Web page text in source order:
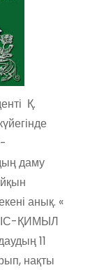
Қ.
даму
анық. «
ҚИМЫЛ
11
нақты